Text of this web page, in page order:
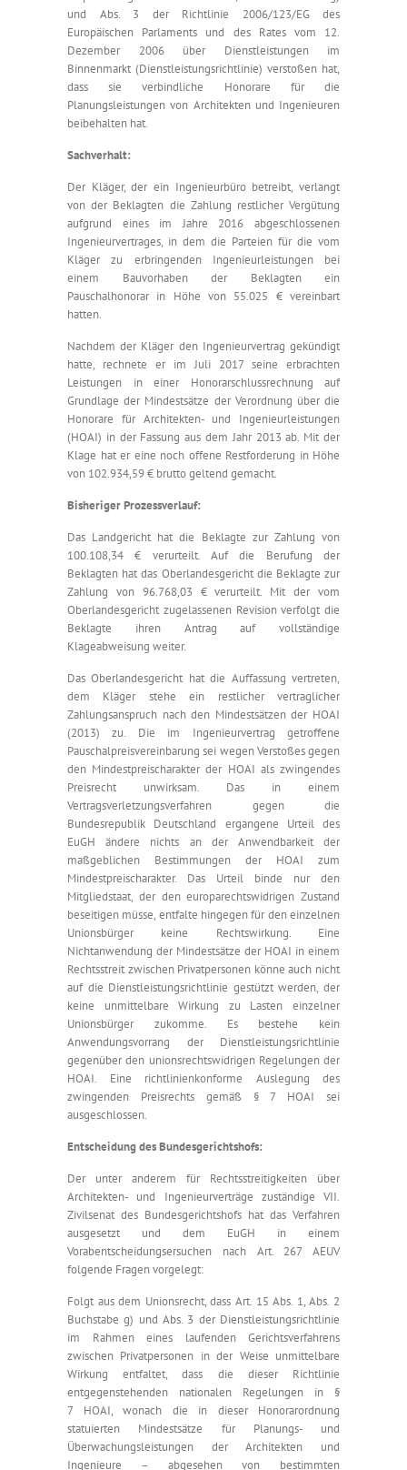
und Abs. 3 der Richtlinie 2006/123/EG des
Europäischen Parlaments und des Rates vom 12.
Dezember 2006 über Dienstleistungen im
Binnenmarkt (Dienstleistungsrichtlinie) verstoßen hat,
dass sie verbindliche Honorare für die
Planungsleistungen von Architekten und Ingenieuren
beibehalten hat.
Sachverhalt:
Der Kläger, der ein Ingenieurbüro betreibt, verlangt
von der Beklagten die Zahlung restlicher Vergütung
aufgrund eines im Jahre 2016 abgeschlossenen
Ingenieurvertrages, in dem die Parteien für die vom
Kläger zu erbringenden Ingenieurleistungen bei
einem Bauvorhaben der Beklagten ein
Pauschalhonorar in Höhe von 55.025 € vereinbart
hatten.
Nachdem der Kläger den Ingenieurvertrag gekündigt
hatte, rechnete er im Juli 2017 seine erbrachten
Leistungen in einer Honorarschlussrechnung auf
Grundlage der Mindestsätze der Verordnung über die
Honorare für Architekten- und Ingenieurleistungen
(HOAI) in der Fassung aus dem Jahr 2013 ab. Mit der
Klage hat er eine noch offene Restforderung in Höhe
von 102.934,59 € brutto geltend gemacht.
Bisheriger Prozessverlauf:
Das Landgericht hat die Beklagte zur Zahlung von
100.108,34 € verurteilt. Auf die Berufung der
Beklagten hat das Oberlandesgericht die Beklagte zur
Zahlung von 96.768,03 € verurteilt. Mit der vom
Oberlandesgericht zugelassenen Revision verfolgt die
Beklagte ihren Antrag auf vollständige
Klageabweisung weiter.
Das Oberlandesgericht hat die Auffassung vertreten,
dem Kläger stehe ein restlicher vertraglicher
Zahlungsanspruch nach den Mindestsätzen der HOAI
(2013) zu. Die im Ingenieurvertrag getroffene
Pauschalpreisvereinbarung sei wegen Verstoßes gegen
den Mindestpreischarakter der HOAI als zwingendes
Preisrecht unwirksam. Das in einem
Vertragsverletzungsverfahren gegen die
Bundesrepublik Deutschland ergangene Urteil des
EuGH ändere nichts an der Anwendbarkeit der
maßgeblichen Bestimmungen der HOAI zum
Mindestpreischarakter. Das Urteil binde nur den
Mitgliedstaat, der den europarechtswidrigen Zustand
beseitigen müsse, entfalte hingegen für den einzelnen
Unionsbürger keine Rechtswirkung. Eine
Nichtanwendung der Mindestsätze der HOAI in einem
Rechtsstreit zwischen Privatpersonen könne auch nicht
auf die Dienstleistungsrichtlinie gestützt werden, der
keine unmittelbare Wirkung zu Lasten einzelner
Unionsbürger zukomme. Es bestehe kein
Anwendungsvorrang der Dienstleistungsrichtlinie
gegenüber den unionsrechtswidrigen Regelungen der
HOAI. Eine richtlinienkonforme Auslegung des
zwingenden Preisrechts gemäß § 7 HOAI sei
ausgeschlossen.
Entscheidung des Bundesgerichtshofs:
Der unter anderem für Rechtsstreitigkeiten über
Architekten- und Ingenieurverträge zuständige VII.
Zivilsenat des Bundesgerichtshofs hat das Verfahren
ausgesetzt und dem EuGH in einem
Vorabentscheidungsersuchen nach Art. 267 AEUV
folgende Fragen vorgelegt:
Folgt aus dem Unionsrecht, dass Art. 15 Abs. 1, Abs. 2
Buchstabe g) und Abs. 3 der Dienstleistungsrichtlinie
im Rahmen eines laufenden Gerichtsverfahrens
zwischen Privatpersonen in der Weise unmittelbare
Wirkung entfaltet, dass die dieser Richtlinie
entgegenstehenden nationalen Regelungen in §
7 HOAI, wonach die in dieser Honorarordnung
statuierten Mindestsätze für Planungs- und
Überwachungsleistungen der Architekten und
Ingenieure – abgesehen von bestimmten